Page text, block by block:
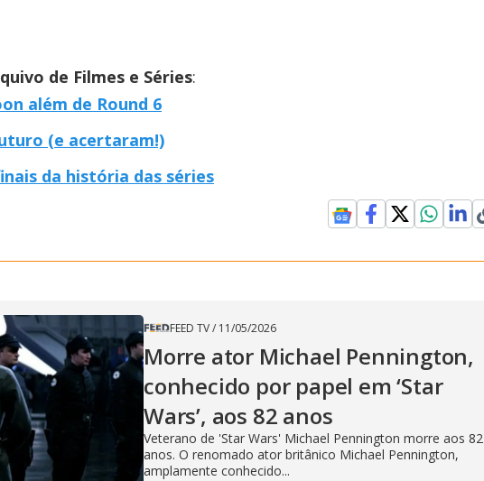
de Filmes e Séries:
além de Round 6
(e acertaram!)
da história das séries
FEED TV/ 11/05/2026
Morre ator Michael Pennington,
conhecido por papel em ‘Star
Wars’, aos 82 anos
Veterano de 'Star Wars' Michael Pennington morre aos 82
anos. O renomado ator britânico Michael Pennington,
amplamente conhecido...